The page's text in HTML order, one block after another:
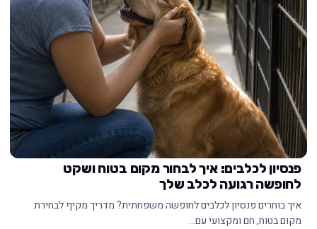
פנסיון לכלבים: איך לבחור מקום בטוח ושקט
לחופשה רגועה לכלב שלך
איך בוחרים פנסיון לכלבים לחופשה משפחתית? מדריך מקיף לבחירת
מקום בטוח, חם ומקצועי עם…